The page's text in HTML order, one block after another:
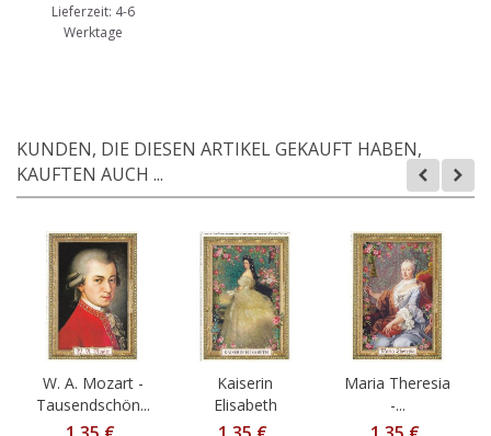
Lieferzeit: 4-6
Werktage
KUNDEN, DIE DIESEN ARTIKEL GEKAUFT HABEN,
KAUFTEN AUCH ...
W. A. Mozart -
Tausendschön...
Kaiserin
Elisabeth
Maria Theresia
-...